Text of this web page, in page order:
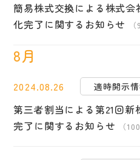
簡易株式交換による株式
化完了に関するお知らせ
8月
2024.08.26 適時開示
第三者割当による第21回
完了に関するお知らせ
（